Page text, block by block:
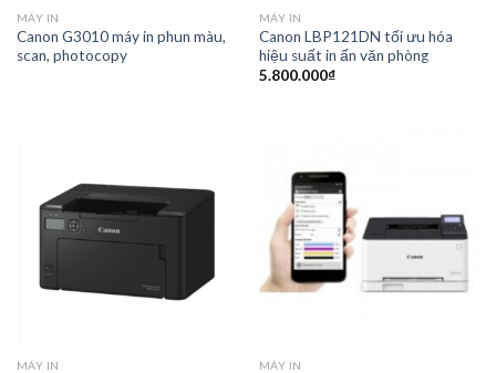
MÁY IN
Canon G3010 máy in phun màu,
scan, photocopy
MÁY IN
Canon LBP121DN tối ưu hóa
hiệu suất in ấn văn phòng
5.800.000₫
MÁY IN MÁY IN